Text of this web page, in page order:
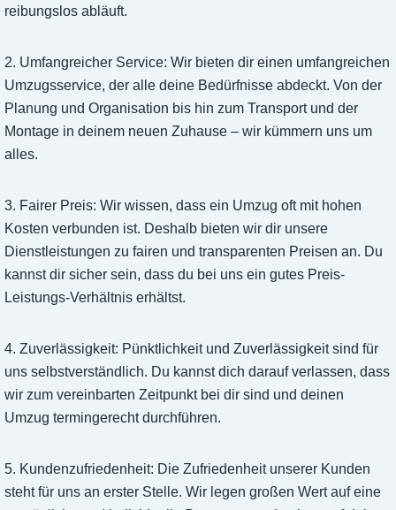
reibungslos abläuft.
2. Umfangreicher Service: Wir bieten dir einen umfangreichen
Umzugsservice, der alle deine Bedürfnisse abdeckt. Von der
Planung und Organisation bis hin zum Transport und der
Montage in deinem neuen Zuhause – wir kümmern uns um
alles.
3. Fairer Preis: Wir wissen, dass ein Umzug oft mit hohen
Kosten verbunden ist. Deshalb bieten wir dir unsere
Dienstleistungen zu fairen und transparenten Preisen an. Du
kannst dir sicher sein, dass du bei uns ein gutes Preis-
Leistungs-Verhältnis erhältst.
4. Zuverlässigkeit: Pünktlichkeit und Zuverlässigkeit sind für
uns selbstverständlich. Du kannst dich darauf verlassen, dass
wir zum vereinbarten Zeitpunkt bei dir sind und deinen
Umzug termingerecht durchführen.
5. Kundenzufriedenheit: Die Zufriedenheit unserer Kunden
steht für uns an erster Stelle. Wir legen großen Wert auf eine